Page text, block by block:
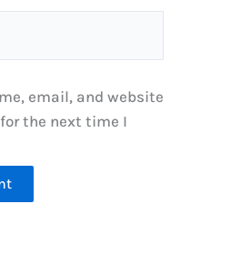
email, and website
the next time I